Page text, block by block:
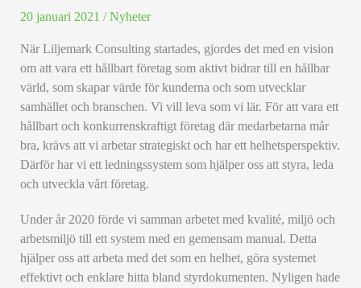
20 januari 2021/Nyheter
När Liljemark Consulting startades, gjordes det med en vision
om att vara ett hållbart företag som aktivt bidrar till en hållbar
värld, som skapar värde för kunderna och som utvecklar
samhället och branschen. Vi vill leva som vi lär. För att vara ett
hållbart och konkurrenskraftigt företag där medarbetarna mår
bra, krävs att vi arbetar strategiskt och har ett helhetsperspektiv.
Därför har vi ett ledningssystem som hjälper oss att styra, leda
och utveckla vårt företag.
Under år 2020 förde vi samman arbetet med kvalité, miljö och
arbetsmiljö till ett system med en gemensam manual. Detta
hjälper oss att arbeta med det som en helhet, göra systemet
effektivt och enklare hitta bland styrdokumenten. Nyligen hade